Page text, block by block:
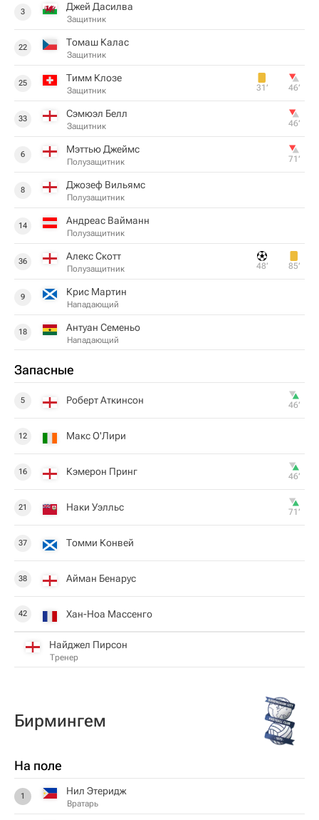
3 Джей Дасилва
Защитник
22 Томаш Калас
Защитник
25 Тимм Клозе
Защитник 31‎’‎ 46‎’‎
33 Сэмюэл Белл
Защитник 46‎’‎
6 Мэттью Джеймс
Полузащитник 71‎’‎
8 Джозеф Вильямс
Полузащитник
14 Андреас Вайманн
Полузащитник
36 Алекс Скотт
Полузащитник 48‎’‎ 85‎’‎
9 Крис Мартин
Нападающий
18 Антуан Семеньо
Нападающий
Запасные
5 Роберт Аткинсон 46‎’‎
12 Макс О'Лири
16 Кэмерон Принг 46‎’‎
21 Наки Уэлльс 71‎’‎
37 Томми Конвей
38 Айман Бенарус
42 Хан-Ноа Массенго
Найджел Пирсон
Тренер
Бирмингем
На поле
1 Нил Этеридж
Вратарь